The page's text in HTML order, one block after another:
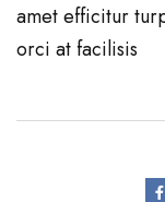
amet efficitur
orci at facilisis